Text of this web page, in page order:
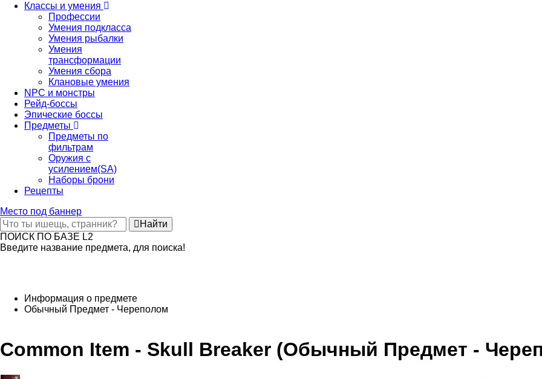
Классы и умения
Профессии
Умения подкласса
Умения рыбалки
Умения
трансформации
Умения сбора
Клановые умения
NPC и монстры
Рейд-боссы
Эпические боссы
Предметы
Предметы по
фильтрам
Оружия с
усилением(SA)
Наборы брони
Рецепты
Место под баннер
Найти
ПОИСК ПО БАЗЕ L2
Введите название предмета, для поиска!
Информация о предмете
Обычный Предмет - Череполом
Common Item - Skull Breaker (Обычный Предмет -